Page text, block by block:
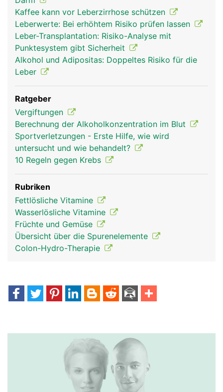
leber frau
Kaffee kann vor Leberzirrhose schützen
Leberwerte: Bei erhöhtem Risiko prüfen lassen
Leber-Transplantation: Risiko-Analyse mit
Punktesystem gibt Sicherheit
Alkohol und Adipositas: Doppeltes Risiko für die
Leber
Ratgeber
Vergiftungen
Berechnung der Alkoholkonzentration im Blut
Sportverletzungen - Erste Hilfe, wie wird
untersucht und wie behandelt?
10 Regeln gegen Krebs
Rubriken
Fettlösliche Vitamine
Wasserlösliche Vitamine
Früchte und Gemüse
Übersicht über die Spurenelemente
Colon-Hydro-Therapie